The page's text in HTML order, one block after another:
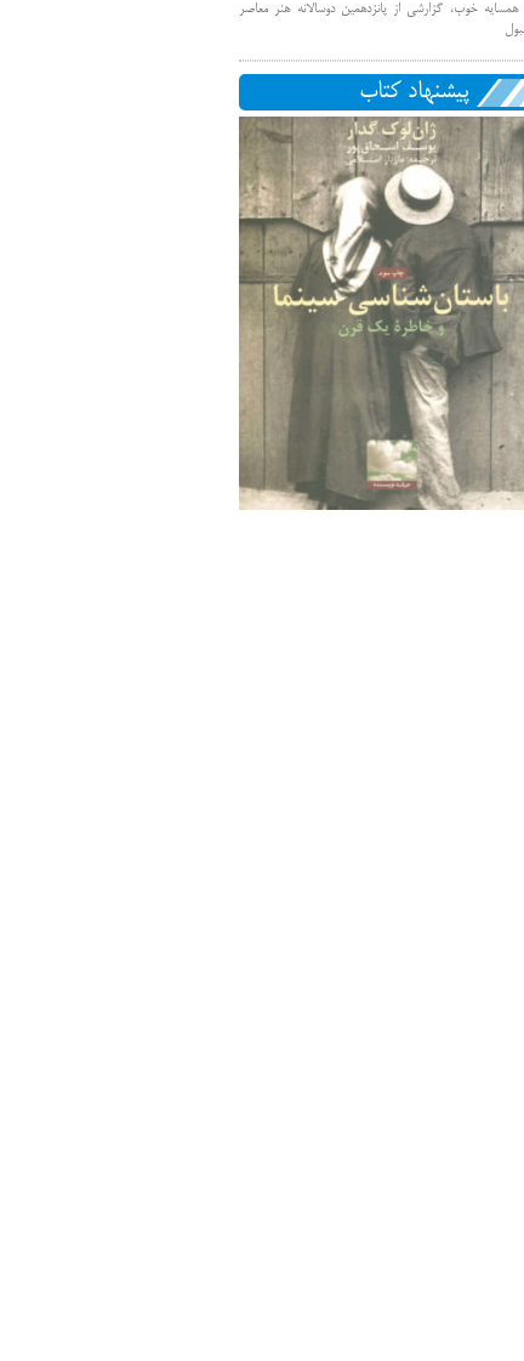
خوب، گزارشی از پانزدهمین دوسالانه هنر معاصر
پیشنهاد کتاب